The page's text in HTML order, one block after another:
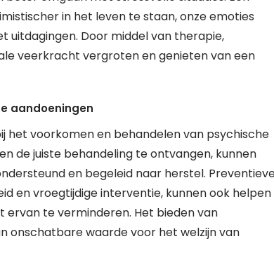
in het leven te staan, onze emoties
Door middel van therapie,
veerkracht vergroten en genieten van een
aandoeningen
het voorkomen en behandelen van psychische
de juiste behandeling te ontvangen, kunnen
en begeleid naar herstel.
en vroegtijdige interventie, kunnen ook helpen
te verminderen. Het bieden van
onschatbare waarde voor het welzijn van